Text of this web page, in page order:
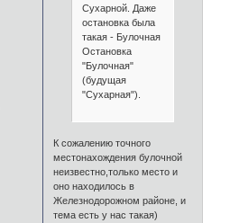
Сухарной. Даже
остановка была
такая - Булочная
Остановка
"Булочная"
(будущая
"Сухарная").
К сожалению точного
местонахождения булочной
неизвестно,только место и
оно находилось в
Железнодорожном районе, и
тема есть у нас такая)